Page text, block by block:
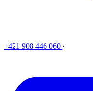
+421 908 446 060 ·